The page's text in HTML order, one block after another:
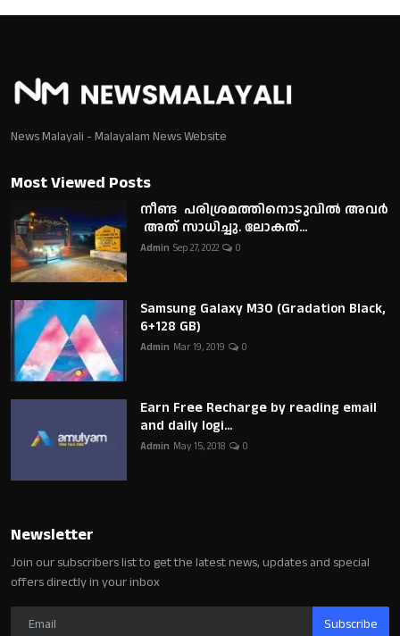
News Malayali - Malayalam News Website
Most Viewed Posts
നീണ്ട പരിശ്രമത്തിനൊടുവിൽ അവർ
അത് സാധിച്ചു. ലോകത്...
Admin Sep 27, 2022 0
Samsung Galaxy M30 (Gradation Black,
6+128 GB)
Admin Mar 19, 2019 0
Earn Free Recharge by reading email
and daily logi...
Admin May 15, 2018 0
Newsletter
Join our subscribers list to get the latest news, updates and special
offers directly in your inbox
Subscribe